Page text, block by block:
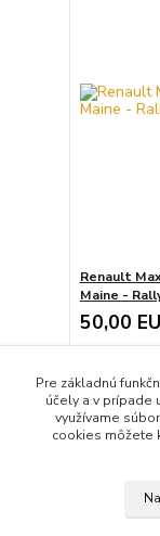
Renault
Maine -
50,00
Pre základnú
účely a v prípade
využívame
cookies môžete